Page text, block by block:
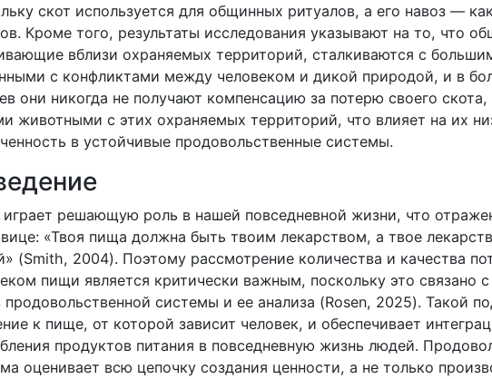
скот используется для общинных ритуалов, а его навоз —
Кроме того, результаты исследования указывают на то, что
вблизи охраняемых территорий, сталкиваются с
с конфликтами между человеком и дикой природой, и в
они никогда не получают компенсацию за потерю своего
животными с этих охраняемых территорий, что влияет на их
в устойчивые продовольственные системы.
решающую роль в нашей повседневной жизни, что
«Твоя пища должна быть твоим лекарством, а твое
(Smith, 2004). Поэтому рассмотрение количества и качества
пищи является критически важным, поскольку это связано
продовольственной системы и ее анализа (Rosen, 2025). Такой
к пище, от которой зависит человек, и обеспечивает
продуктов питания в повседневную жизнь людей.
оценивает всю цепочку создания ценности, а не только